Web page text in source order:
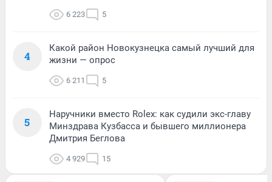
6 223 5
4
Какой район Новокузнецка самый лучший для
жизни — опрос
6 211 5
5
Наручники вместо Rolex: как судили экс-главу
Минздрава Кузбасса и бывшего миллионера
Дмитрия Беглова
4 929 15